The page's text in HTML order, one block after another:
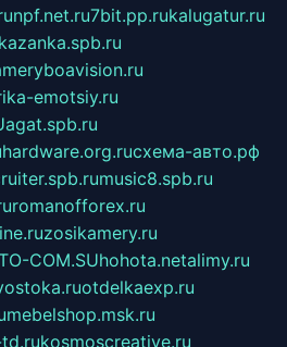
npf.net.ru7bit.pp.rukalugatur.ru
kazanka.spb.ru
emotsiy.ru
agat.spb.ru
hardware.org.ruсхема-авто.рф
music8.spb.ru
romanofforex.ru
zosikamery.ru
COM.SUhohota.netalimy.ru
otdelkaexp.ru
mebelshop.msk.ru
kosmoscreative.ru